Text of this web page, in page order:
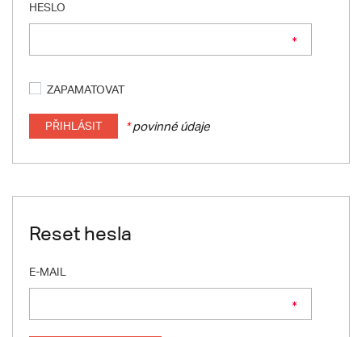
HESLO
ZAPAMATOVAT
PŘIHLÁSIT *povinné údaje
Reset hesla
E-MAIL